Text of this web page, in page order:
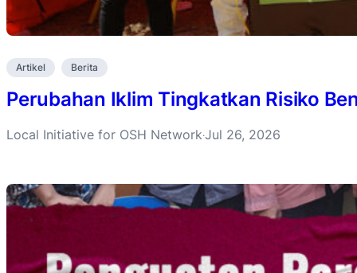
Artikel Berita
Perubahan Iklim Tingkatkan Risiko
Local Initiative for OSH Network·Jul 26, 2026